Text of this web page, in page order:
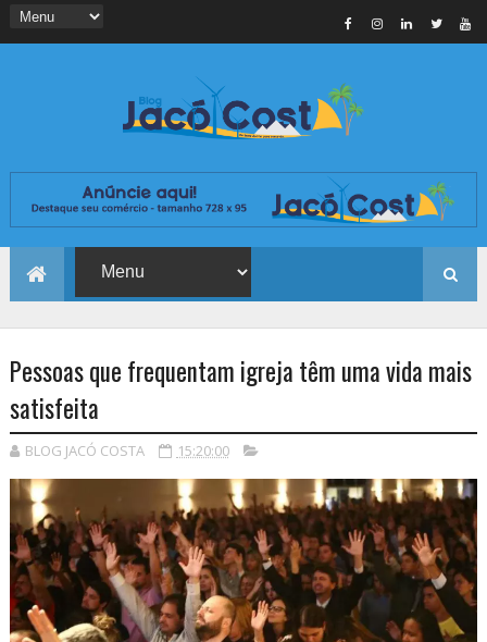
Pessoas que frequentam igreja têm uma vida mais
satisfeita
BLOG JACÓ COSTA 15:20:00